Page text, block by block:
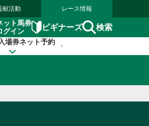
献活動 レース情報
ット馬券
グイン
ビギナーズ 検索
場券ネット予約